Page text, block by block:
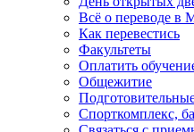
Всё о переводе в
Как перевестись
Факультеты
Оплатить
Общежитие
Спорткомплекс,